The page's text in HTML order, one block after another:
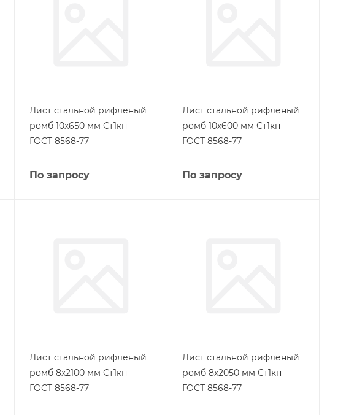
Лист стальной рифленый
ромб 10х650 мм Ст1кп
ГОСТ 8568-77
По запросу
Лист стальной рифленый
ромб 10х600 мм Ст1кп
ГОСТ 8568-77
По запросу
Лист стальной рифленый
ромб 8х2100 мм Ст1кп
ГОСТ 8568-77
Лист стальной рифленый
ромб 8х2050 мм Ст1кп
ГОСТ 8568-77